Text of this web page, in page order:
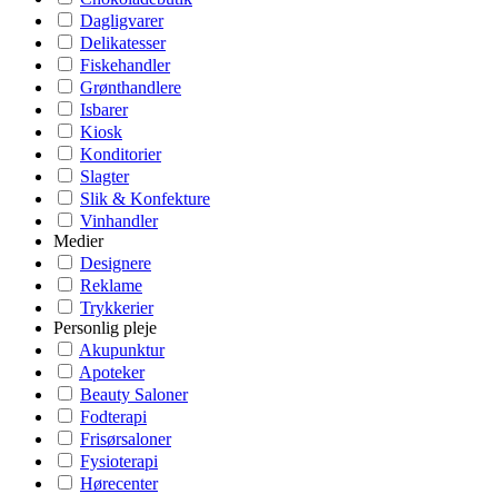
Dagligvarer
Delikatesser
Fiskehandler
Grønthandlere
Isbarer
Kiosk
Konditorier
Slagter
Slik & Konfekture
Vinhandler
Medier
Designere
Reklame
Trykkerier
Personlig pleje
Akupunktur
Apoteker
Beauty Saloner
Fodterapi
Frisørsaloner
Fysioterapi
Hørecenter